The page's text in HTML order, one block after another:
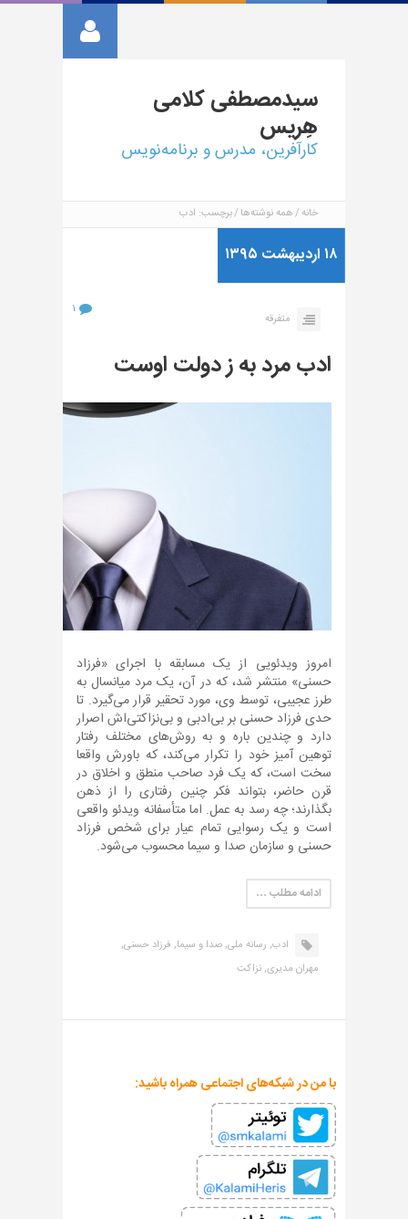
سیدمصطفیکلامی
هِریس
کارآفرین، مدرس و برنامه‌نویس
خانه همه نوشته‌ها برچسب: ادب
۱۸ اردیبهشت ۱۳۹۵
متفرقه
۱
ادب مرد به ز دولت اوست
امروز ویدئویی از یک مسابقه با اجرای «فرزاد
حسنی» منتشر شد، که در آن، یک مرد میانسال به
طرز عجیبی، توسط وی، مورد تحقیر قرار می‌گیرد. تا
حدی فرزاد حسنی بر بی‌ادبی و بی‌نزاکتی‌اش اصرار
دارد و چندین باره و به روش‌های مختلف رفتار
توهین آمیز خود را تکرار می‌کند، که باورش واقعا
سخت است، که یک فرد صاحب منطق و اخلاق در
قرن حاضر، بتواند فکر چنین رفتاری را از ذهن
بگذارند؛ چه رسد به عمل. اما متأسفانه ویدئو واقعی
است و یک رسوایی تمام عیار برای شخص فرزاد
حسنی و سازمان صدا و سیما محسوب می‌شود.
ادامه مطلب …
ادب, رسانه ملی,صدا و سیما, فرزاد حسنی,
مهران مدیری,نزاکت
با من در شبکه‌های اجتماعی همراه باشید: